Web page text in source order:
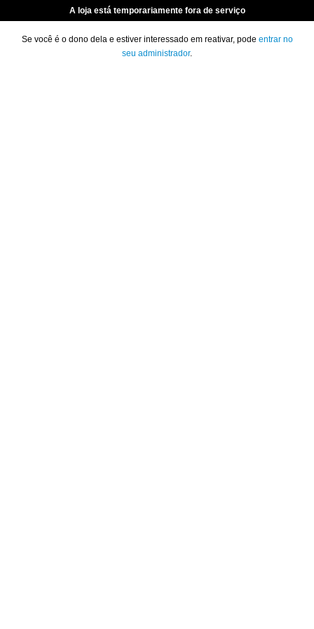
A loja está temporariamente fora de serviço
Se você é o dono dela e estiver interessado em reativar, pode entrar no
seu administrador.